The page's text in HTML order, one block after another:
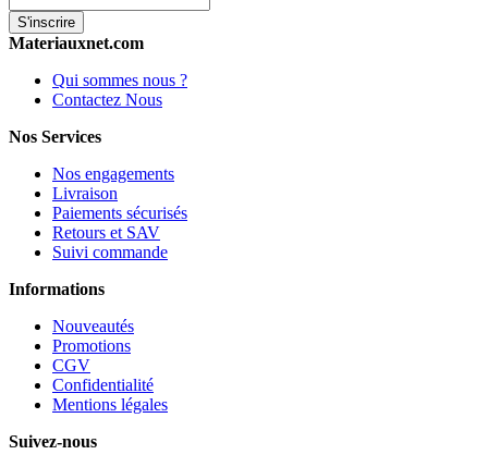
S'inscrire
Materiauxnet.com
Qui sommes nous ?
Contactez Nous
Nos Services
Nos engagements
Livraison
Paiements sécurisés
Retours et SAV
Suivi commande
Informations
Nouveautés
Promotions
CGV
Confidentialité
Mentions légales
Suivez-nous